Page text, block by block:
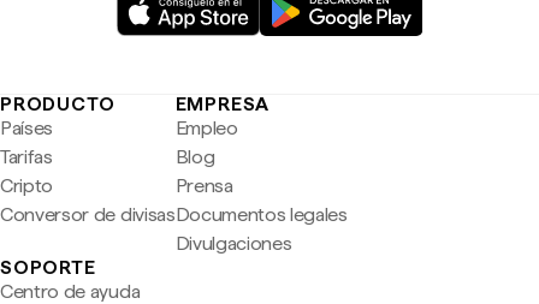
PRODUCTO
Países
Tarifas
Cripto
Conversor de divisas
EMPRESA
Empleo
Blog
Prensa
Documentos legales
Divulgaciones
SOPORTE
Centro de ayuda